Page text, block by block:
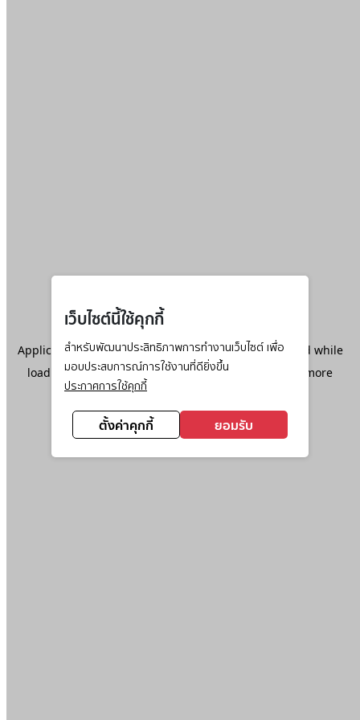
เว็บไซต์นี้ใช้คุกกี้
สำหรับพัฒนาประสิทธิภาพการทำงานเว็บไซต์ เพื่อ
มอบประสบการณ์การใช้งานที่ดียิ่งขึ้น
ประกาศการใช้คุกกี้
ตั้งค่าคุกกี้ ยอมรับ
Application error: aclient-side exception has occurred while
loadingwww.ktc.co.th(see the browser console
for more
information).